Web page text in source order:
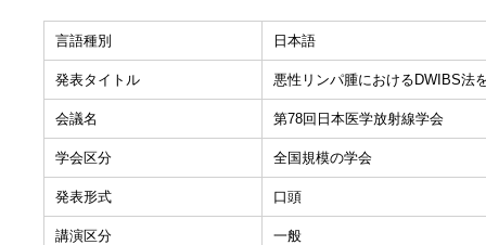
言語種別 日本語
発表タイトル 悪性リンパ腫におけるDWIBS法
会議名 第78回日本医学放射線学会
学会区分 全国規模の学会
発表形式 口頭
講演区分 一般